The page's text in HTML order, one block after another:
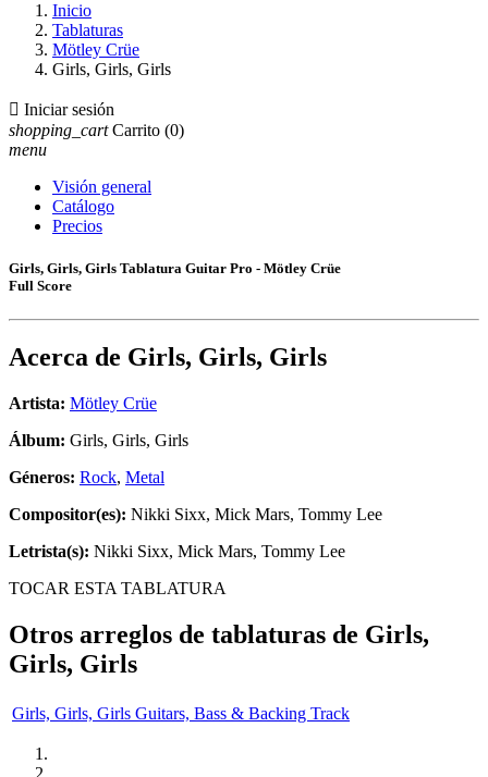
Inicio
Tablaturas
Mötley Crüe
Girls, Girls, Girls
 Iniciar sesión
shopping_cart Carrito (0)
menu
Visión general
Catálogo
Precios
Girls, Girls, Girls Tablatura Guitar Pro - Mötley Crüe
Full Score
Acerca de Girls, Girls, Girls
Artista: Mötley Crüe
Álbum: Girls, Girls, Girls
Géneros: Rock, Metal
Compositor(es): Nikki Sixx, Mick Mars, Tommy Lee
Letrista(s): Nikki Sixx, Mick Mars, Tommy Lee
TOCAR ESTA TABLATURA
Otros arreglos de tablaturas de Girls,
Girls, Girls
Girls, Girls, Girls Guitars, Bass & Backing Track